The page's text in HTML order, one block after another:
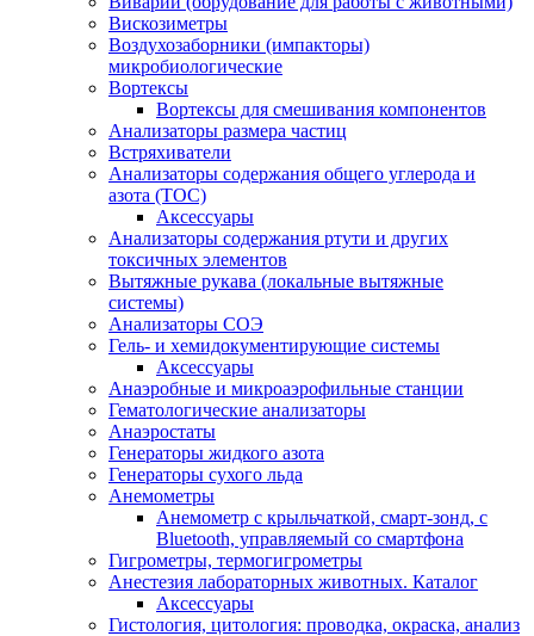
Вискозиметры
Воздухозаборники (импакторы)
микробиологические
Вортексы
Вортексы для смешивания компонентов
Анализаторы размера частиц
Встряхиватели
Анализаторы содержания общего углерода и
азота (ТОС)
Аксессуары
Анализаторы содержания ртути и других
токсичных элементов
Вытяжные рукава (локальные вытяжные
системы)
Анализаторы СОЭ
Гель- и хемидокументирующие системы
Аксессуары
Анаэробные и микроаэрофильные станции
Гематологические анализаторы
Анаэростаты
Генераторы жидкого азота
Генераторы сухого льда
Анемометры
Анемометр с крыльчаткой, смарт-зонд, с
Bluetooth, управляемый со смартфона
Гигрометры, термогигрометры
Анестезия лабораторных животных. Каталог
Аксессуары
Гистология, цитология: проводка, окраска, анализ